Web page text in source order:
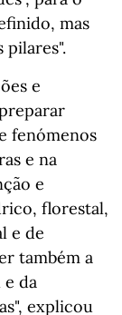
mas
pilares".
e
fenómenos
e na
e
florestal,
e de
também a
da
explicou